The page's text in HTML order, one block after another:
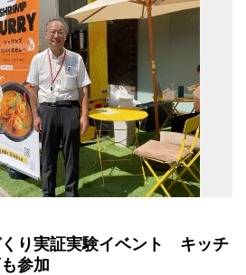
り実証実験イベント キッチ
参加